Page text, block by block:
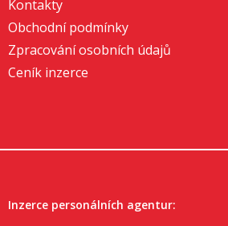
Kontakty
Obchodní podmínky
Zpracování osobních údajů
Ceník inzerce
Inzerce personálních agentur: